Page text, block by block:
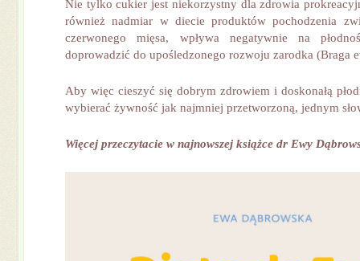
Nie tylko cukier jest niekorzystny dla zdrowia
również nadmiar w diecie produktów pochodzenia
czerwonego mięsa, wpływa negatywnie na
doprowadzić do upośledzonego rozwoju zarodka (Braga
Aby więc cieszyć się dobrym zdrowiem i doskonałą
wybierać żywność jak najmniej przetworzoną, jednym
Więcej przeczytacie w najnowszej książce dr Ewy